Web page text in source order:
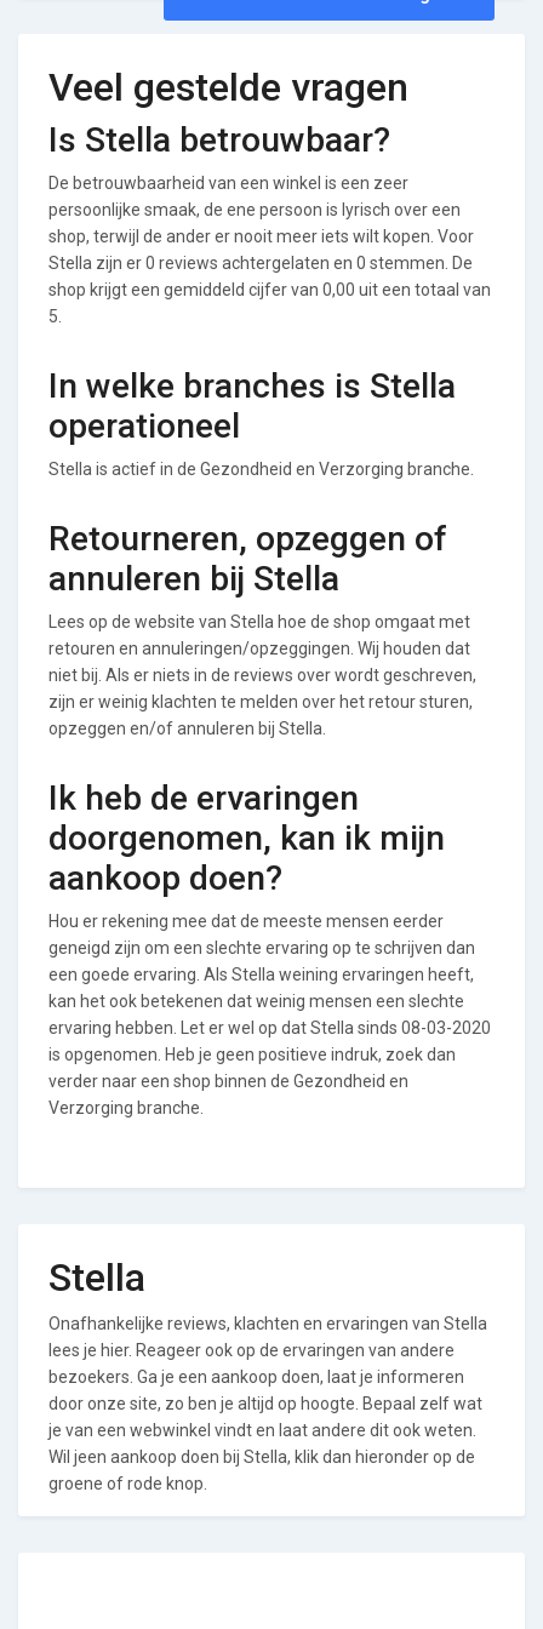
Veel gestelde vragen
Is Stella betrouwbaar?
De betrouwbaarheid van een winkel is een zeer
persoonlijke smaak, de ene persoon is lyrisch over een
shop, terwijl de ander er nooit meer iets wilt kopen. Voor
Stella zijn er 0 reviews achtergelaten en 0 stemmen. De
shop krijgt een gemiddeld cijfer van 0,00 uit een totaal van
5.
In welke branches is Stella
operationeel
Stella is actief in de Gezondheid en Verzorging branche.
Retourneren, opzeggen of
annuleren bij Stella
Lees op de website van Stella hoe de shop omgaat met
retouren en annuleringen/opzeggingen. Wij houden dat
niet bij. Als er niets in de reviews over wordt geschreven,
zijn er weinig klachten te melden over het retour sturen,
opzeggen en/of annuleren bij Stella.
Ik heb de ervaringen
doorgenomen, kan ik mijn
aankoop doen?
Hou er rekening mee dat de meeste mensen eerder
geneigd zijn om een slechte ervaring op te schrijven dan
een goede ervaring. Als Stella weining ervaringen heeft,
kan het ook betekenen dat weinig mensen een slechte
ervaring hebben. Let er wel op dat Stella sinds 08-03-2020
is opgenomen. Heb je geen positieve indruk, zoek dan
verder naar een shop binnen de Gezondheid en
Verzorging branche.
Stella
Onafhankelijke reviews, klachten en ervaringen van Stella
lees je hier. Reageer ook op de ervaringen van andere
bezoekers. Ga je een aankoop doen, laat je informeren
door onze site, zo ben je altijd op hoogte. Bepaal zelf wat
je van een webwinkel vindt en laat andere dit ook weten.
Wil jeen aankoop doen bij Stella, klik dan hieronder op de
groene of rode knop.